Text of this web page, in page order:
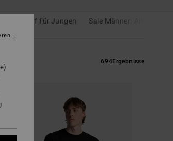
Surf für Jungen Sale Männer: Alle
694Ergebnisse